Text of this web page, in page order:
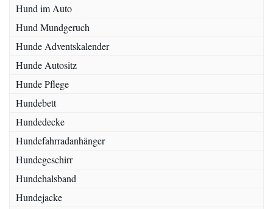
Hund im Auto
Hund Mundgeruch
Hunde Adventskalender
Hunde Autositz
Hunde Pflege
Hundebett
Hundedecke
Hundefahrradanhänger
Hundegeschirr
Hundehalsband
Hundejacke